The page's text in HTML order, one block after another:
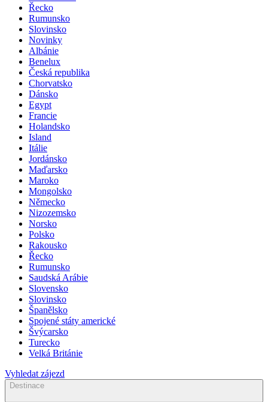
Řecko
Rumunsko
Slovinsko
Novinky
Albánie
Benelux
Česká republika
Chorvatsko
Dánsko
Egypt
Francie
Holandsko
Island
Itálie
Jordánsko
Maďarsko
Maroko
Mongolsko
Německo
Nizozemsko
Norsko
Polsko
Rakousko
Řecko
Rumunsko
Saudská Arábie
Slovensko
Slovinsko
Španělsko
Spojené státy americké
Švýcarsko
Turecko
Velká Británie
Vyhledat zájezd
Destinace